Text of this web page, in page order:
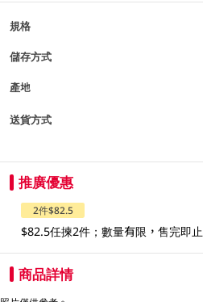
規格
儲存方式
產地
送貨方式
推廣優惠
2件$82.5
$82.5任揀2件；數量有限，售完即止
商品詳情